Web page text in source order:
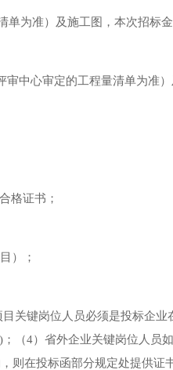
为准）及施工图，本次招标金
中心审定的工程量清单为准）
格证书；
）；
关键岗位人员必须是投标企业
（4）省外企业关键岗位人员
则在投标函部分规定处提供证